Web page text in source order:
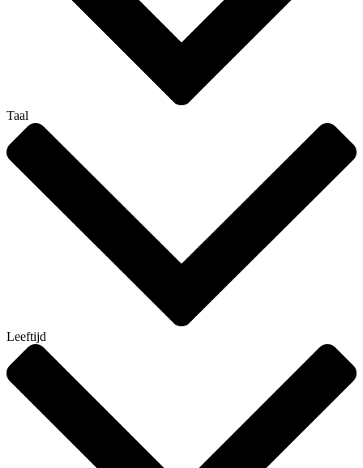
Taal
Leeftijd